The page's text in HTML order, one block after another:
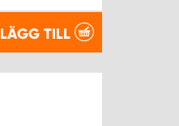
LÄGG TILL